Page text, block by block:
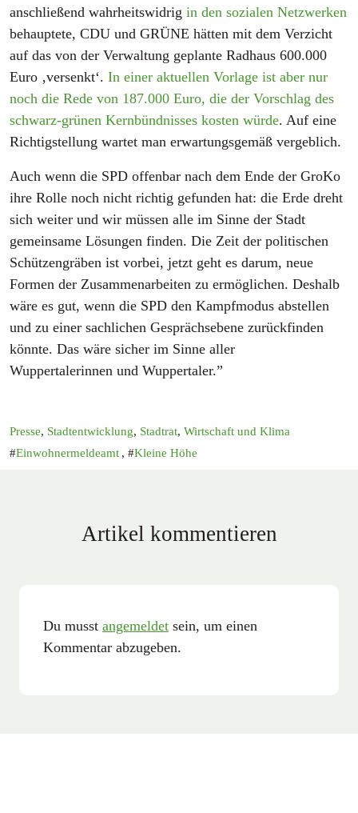
anschließend wahrheitswidrig in den sozialen Netzwerken
behauptete, CDU und GRÜNE hätten mit dem Verzicht
auf das von der Verwaltung geplante Radhaus 600.000
Euro ‚versenkt‘. In einer aktuellen Vorlage ist aber nur
noch die Rede von 187.000 Euro, die der Vorschlag des
schwarz-grünen Kernbündnisses kosten würde. Auf eine
Richtigstellung wartet man erwartungsgemäß vergeblich.
Auch wenn die SPD offenbar nach dem Ende der GroKo
ihre Rolle noch nicht richtig gefunden hat: die Erde dreht
sich weiter und wir müssen alle im Sinne der Stadt
gemeinsame Lösungen finden. Die Zeit der politischen
Schützengräben ist vorbei, jetzt geht es darum, neue
Formen der Zusammenarbeiten zu ermöglichen. Deshalb
wäre es gut, wenn die SPD den Kampfmodus abstellen
und zu einer sachlichen Gesprächsebene zurückfinden
könnte. Das wäre sicher im Sinne aller
Wuppertalerinnen und Wuppertaler.”
Presse, Stadtentwicklung, Stadtrat, Wirtschaft und Klima
Einwohnermeldeamt , Kleine Höhe
Artikel kommentieren
Du musst angemeldet sein, um einen
Kommentar abzugeben.